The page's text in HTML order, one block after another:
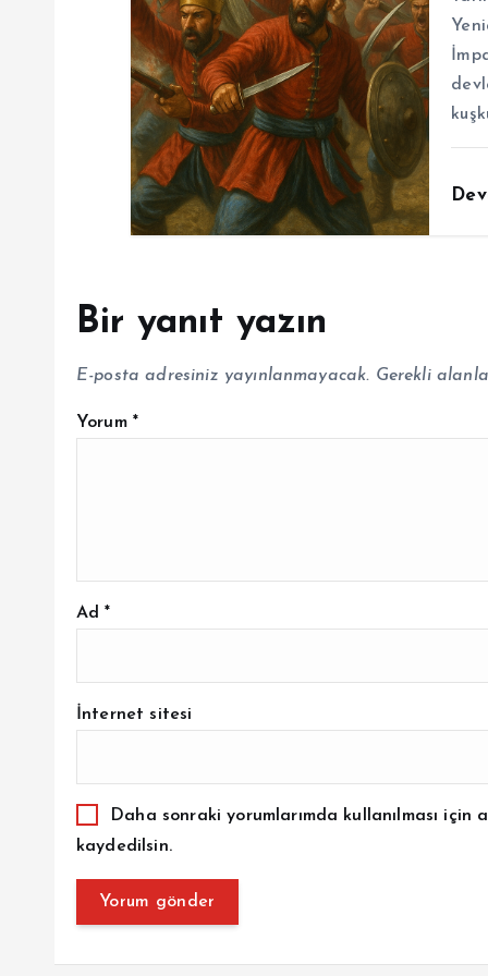
Bir yanıt yazın
E-posta adresiniz yayınlanmayacak. Gerekli
Yorum *
Ad*
İnternet sitesi
Daha sonraki yorumlarımda kullanılması için
kaydedilsin.